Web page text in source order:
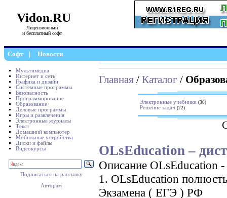
Vidon.RU
Лицензионный
и бесплатный софт
Софт | Новости
Мультимедиа
Интернет и сеть
Графика и дизайн
Системные программы
Безопасность
Программирование
Образование
Деловые программы
Игры и развлечения
Электронные журналы
Текст
Домашний компьютер
Мобильные устройства
Диски и файлы
Видеокурсы
Подписаться на рассылку
Авторам
Главная / Каталог /
Электронные учебники (36)
Решение задач (22)
OLsEducation –
Описание OLsEducation -
1. OLsEducation
Экзамена ( ЕГЭ ) РФ